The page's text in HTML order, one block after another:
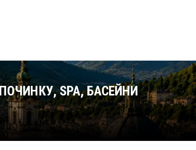
SPA, БАСЕЙНИ